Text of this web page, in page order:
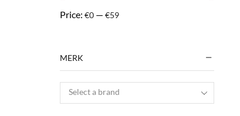
Price: €0 — €59
MERK
Select a brand